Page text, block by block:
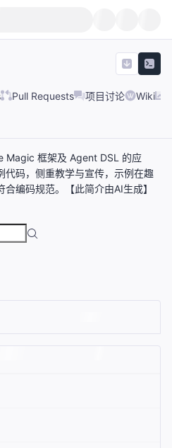
Pull Requests 项目讨论 Wiki
Magic 框架及 Agent DSL 的应
代码，侧重教学与宣传，示例在趣
编码规范。【此简介由AI生成】